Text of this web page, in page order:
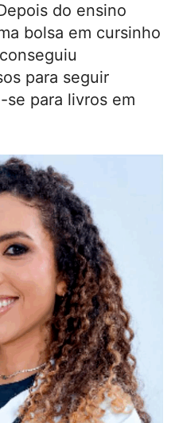
do ensino
bolsa em cursinho
para seguir
para livros em